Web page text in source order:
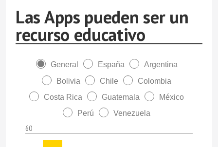
Las Apps pueden ser un
recurso educativo
General España
Argentina
Bolivia
Chile
Colombia
Costa Rica
Guatemala
México
Perú
Venezuela
60